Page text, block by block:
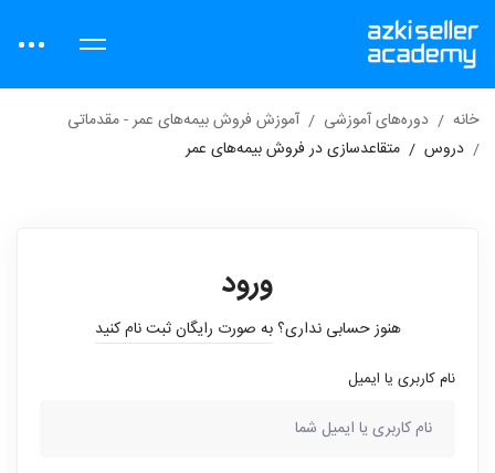
خانه دوره‌های آموزشی
آموزش فروش بیمه‌های عمر - مقدماتی
دروس
متقاعدسازی در فروش بیمه‌های عمر
ورود
هنوز حسابی نداری؟به صورت رایگان ثبت نام کنید
نام کاربری یا ایمیل